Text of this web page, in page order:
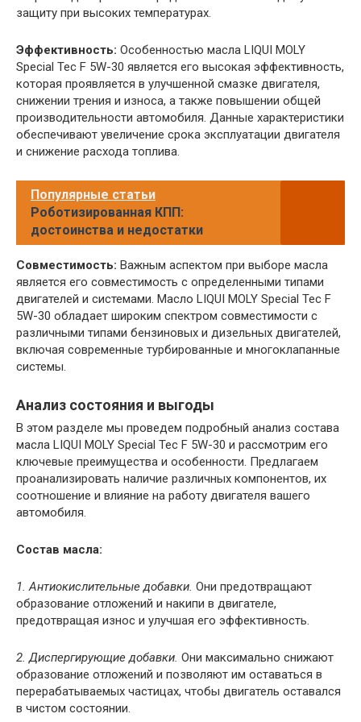
защиту при высоких температурах.
Эффективность: Особенностью масла LIQUI MOLY
Special Tec F 5W-30 является его высокая эффективность,
которая проявляется в улучшенной смазке двигателя,
снижении трения и износа, а также повышении общей
производительности автомобиля. Данные характеристики
обеспечивают увеличение срока эксплуатации двигателя
и снижение расхода топлива.
Популярные статьи
Роботизированная КПП:
достоинства и недостатки
Совместимость: Важным аспектом при выборе масла
является его совместимость с определенными типами
двигателей и системами. Масло LIQUI MOLY Special Tec F
5W-30 обладает широким спектром совместимости с
различными типами бензиновых и дизельных двигателей,
включая современные турбированные и многоклапанные
системы.
Анализ состояния и выгоды
В этом разделе мы проведем подробный анализ состава
масла LIQUI MOLY Special Tec F 5W-30 и рассмотрим его
ключевые преимущества и особенности. Предлагаем
проанализировать наличие различных компонентов, их
соотношение и влияние на работу двигателя вашего
автомобиля.
Состав масла:
1. Антиокислительные добавки. Они предотвращают
образование отложений и накипи в двигателе,
предотвращая износ и улучшая его эффективность.
2. Диспергирующие добавки. Они максимально снижают
образование отложений и позволяют им оставаться в
перерабатываемых частицах, чтобы двигатель оставался
в чистом состоянии.